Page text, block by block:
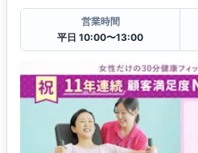
営業時間
平日 10:00〜13:00